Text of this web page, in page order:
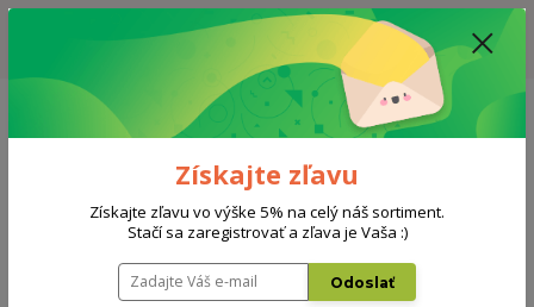
ZĽAVA: VŠETKY VYSTAVENÉ POSTELE ZA 400€ - CENA MATRACU A ROŠTU
PODĽA VÝBERU / DODACIA LEHOTA JE AKTUÁLNE 10-15 PRACOVNÝCH
Menu
0908 777 700 Po-So: 10-18 hod.
0
Matrace Hybrid Propolis
Získajte zľavu
Získajte zľavu vo výške 5% na celý náš sortiment.
Stačí sa zaregistrovať a zľava je Vaša :)
Odoslať